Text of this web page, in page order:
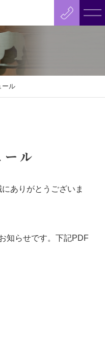
ール
ル
ありがとうございま
知らせです。下記PDF